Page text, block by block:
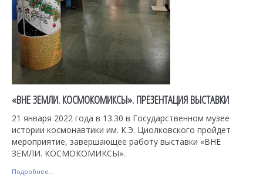
«ВНЕ ЗЕМЛИ. КОСМОКОМИКСЫ». ПРЕЗЕНТАЦИЯ ВЫСТАВКИ
21 января 2022 года в 13.30 в Государственном музее
истории космонавтики им. К.Э. Циолковского пройдет
мероприятие, завершающее работу выставки «ВНЕ
ЗЕМЛИ. КОСМОКОМИКСЫ».
Подробнее...